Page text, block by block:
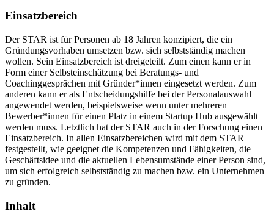
Einsatzbereich
Der STAR ist für Personen ab 18 Jahren konzipiert, die ein
Gründungsvorhaben umsetzen bzw. sich selbstständig machen
wollen. Sein Einsatzbereich ist dreigeteilt. Zum einen kann er in
Form einer Selbsteinschätzung bei Beratungs- und
Coachinggesprächen mit Gründer*innen eingesetzt werden. Zum
anderen kann er als Entscheidungshilfe bei der Personalauswahl
angewendet werden, beispielsweise wenn unter mehreren
Bewerber*innen für einen Platz in einem Startup Hub ausgewählt
werden muss. Letztlich hat der STAR auch in der Forschung einen
Einsatzbereich. In allen Einsatzbereichen wird mit dem STAR
festgestellt, wie geeignet die Kompetenzen und Fähigkeiten, die
Geschäftsidee und die aktuellen Lebensumstände einer Person sind,
um sich erfolgreich selbstständig zu machen bzw. ein Unternehmen
zu gründen.
Inhalt